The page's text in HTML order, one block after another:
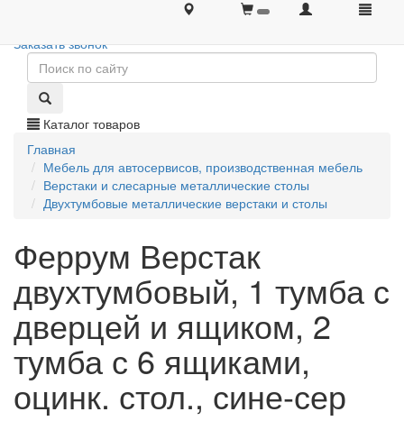
+7 (495) 646-08-66 +7 (495) 646-08-66
Заказать звонок
Каталог товаров
Главная
Мебель для автосервисов, производственная мебель
Верстаки и слесарные металлические столы
Двухтумбовые металлические верстаки и столы
Феррум Верстак
двухтумбовый, 1 тумба с
дверцей и ящиком, 2
тумба с 6 ящиками,
оцинк. стол., сине-сер